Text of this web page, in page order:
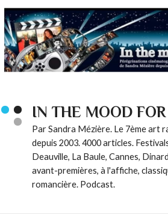
IN THE MOOD
Par Sandra Mézière. Le 7ème art
depuis 2003. 4000 articles.
Deauville, La Baule, Cannes,
avant-premières, à l'affiche,
romancière. Podcast.